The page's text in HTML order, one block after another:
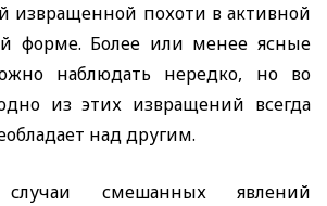
извращенной похоти в активной
форме. Более или менее ясные
наблюдать нередко, но во
из этих извращений всегда
над другим.
случаи смешанных явлений